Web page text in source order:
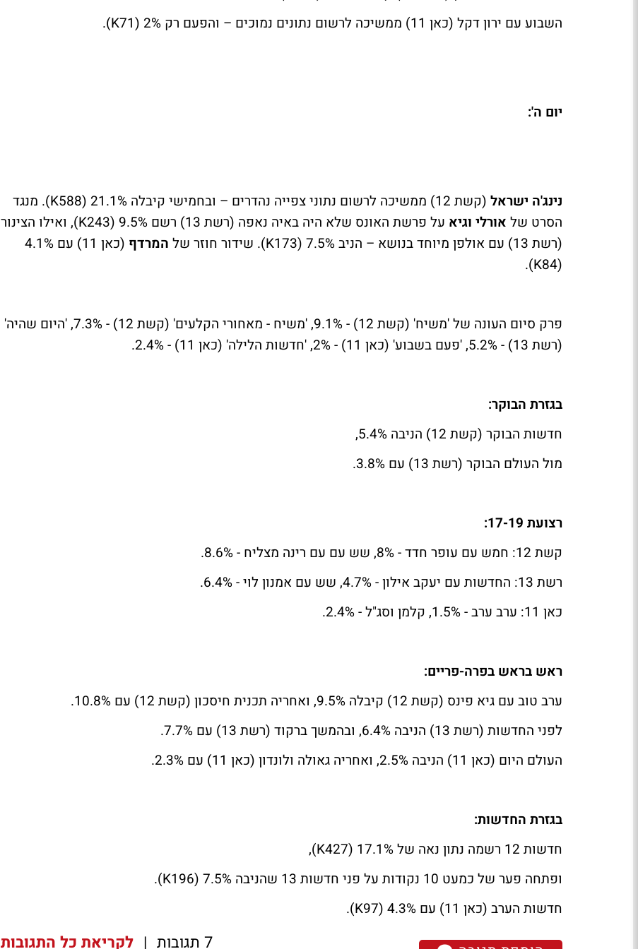
השבוע עם ירון דקל (כאן 11) ממשיכה לרשום נתונים נמוכים – והפעם רק 2% (71
K
).
יום ה':
נינג'ה ישראל (קשת 12) ממשיכה לרשום נתוני צפייה נהדרים – ובחמישי קיבלה 21.1% (588 K). מנגד
הסרט של אורלי וגיא על פרשת האונס שלא היה באיה נאפה (רשת 13) רשם 9.5% (243 K), ואילו הצינור
(רשת 13) עם אולפן מיוחד בנושא – הניב 7.5% (173
K). שידור חוזר של המרדף
(כאן 11) עם 4.1%
(84
K
).
פרק סיום העונה של 'משיח' (קשת 12) - 9.1%, 'משיח - מאחורי הקלעים' (קשת 12) - 7.3%, 'היום שהיה'
(רשת 13) - 5.2%, 'פעם בשבוע' (כאן 11) - 2%, 'חדשות הלילה' (כאן 11) - 2.4%.
בגזרת הבוקר:
חדשות הבוקר (קשת 12) הניבה 5.4%,
מול העולם הבוקר (רשת 13) עם 3.8%.
רצועת 17-19:
קשת 12: חמש עם עופר חדד - 8%, שש עם עם רינה מצליח - 8.6%.
רשת 13: החדשות עם יעקב אילון - 4.7%, שש עם אמנון לוי - 6.4%.
כאן 11: ערב ערב - 1.5%, קלמן וסג"ל - 2.4%.
ראש בראש בפרה-פריים:
ערב טוב עם גיא פינס (קשת 12) קיבלה 9.5%, ואחריה תכנית חיסכון (קשת 12) עם 10.8%.
לפני החדשות (רשת 13) הניבה 6.4%, ובהמשך ברקוד (רשת 13) עם 7.7%.
העולם היום (כאן 11) הניבה 2.5%, ואחריה גאולה ולונדון (כאן 11) עם 2.3%.
בגזרת החדשות:
חדשות 12 רשמה נתון נאה של 17.1% (427
K
),
ופתחה פער של כמעט 10 נקודות על פני חדשות 13 שהניבה 7.5% (196
K
).
חדשות הערב (כאן 11) עם 4.3% (97
K
).
7 תגובות | לקריאת כל התגובות